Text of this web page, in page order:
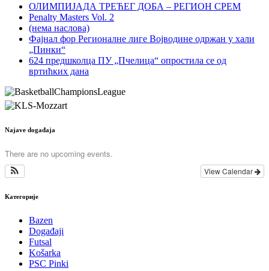
ОЛИМПИЈАДА ТРЕЋЕГ ДОБА – РЕГИОН СРЕМ
Penalty Masters Vol. 2
(нема наслова)
Фајнал фор Регионалне лиге Војводине одржан у хали
„Пинки“
624 предшколца ПУ „Пчелица“ опростила се од
вртићких дана
Najave događaja
There are no upcoming events.
View Calendar
Категорије
Bazen
Događaji
Futsal
Košarka
PSC Pinki